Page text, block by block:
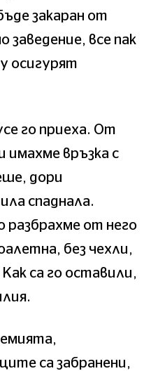
закаран от
заведение, все пак
осигурят
го приеха. От
имахме връзка с
дори
спаднала.
разбрахме от него
без чехли,
са го оставили,
са забранени,